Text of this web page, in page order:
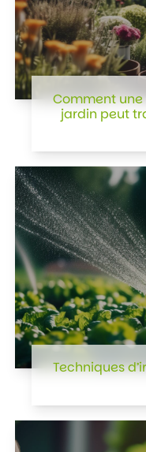
Comment une
jardin peut
Techniques